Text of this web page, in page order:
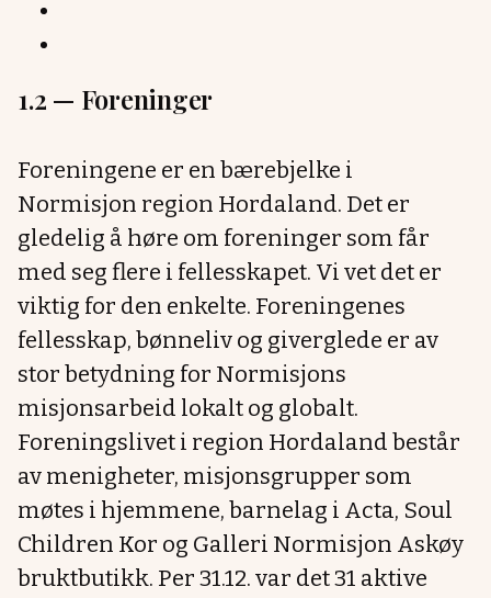
1.2 — Foreninger
Foreningene er en bærebjelke i
Normisjon region Hordaland. Det er
gledelig å høre om foreninger som får
med seg flere i fellesskapet. Vi vet det er
viktig for den enkelte. Foreningenes
fellesskap, bønneliv og giverglede er av
stor betydning for Normisjons
misjonsarbeid lokalt og globalt.
Foreningslivet i region Hordaland består
av menigheter, misjonsgrupper som
møtes i hjemmene, barnelag i Acta, Soul
Children Kor og Galleri Normisjon Askøy
bruktbutikk. Per 31.12. var det 31 aktive